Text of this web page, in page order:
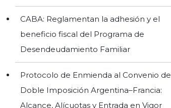
CABA: Reglamentan la adhesión y el
beneficio fiscal del Programa de
Desendeudamiento Familiar
Protocolo de Enmienda al Convenio de
Doble Imposición Argentina–Francia:
Alcance, Alícuotas y Entrada en Vigor